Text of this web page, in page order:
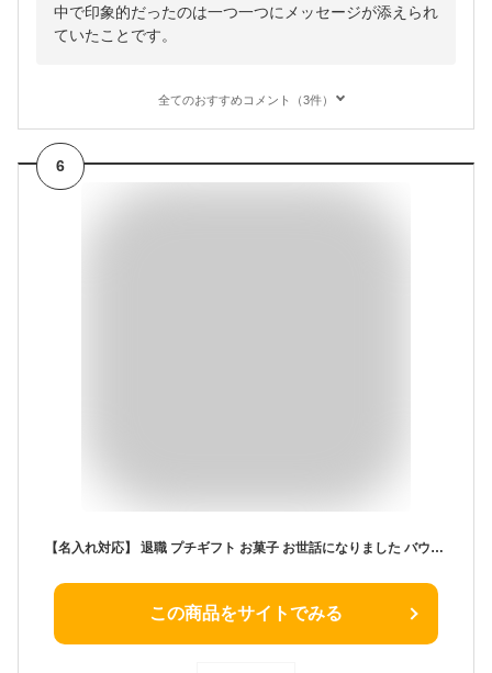
中で印象的だったのは一つ一つにメッセージが添えられ
ていたことです。
全てのおすすめコメント（3件）
6
【名入れ対応】 退職 プチギフト お菓子 お世話になりました バウムクーヘン コーヒー バッグ 転勤 引越し お礼 学校 プレゼント 個包装 大量 おしゃれ 送料無料 女性 男性 お礼の品
この商品をサイトでみる